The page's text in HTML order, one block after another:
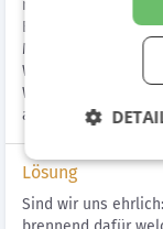
nationale und
EVVA, Siemens,
Mittelpunkt der
Wien, die
Wirtschaftskammer
agieren nur im
Lösung
Sind wir uns